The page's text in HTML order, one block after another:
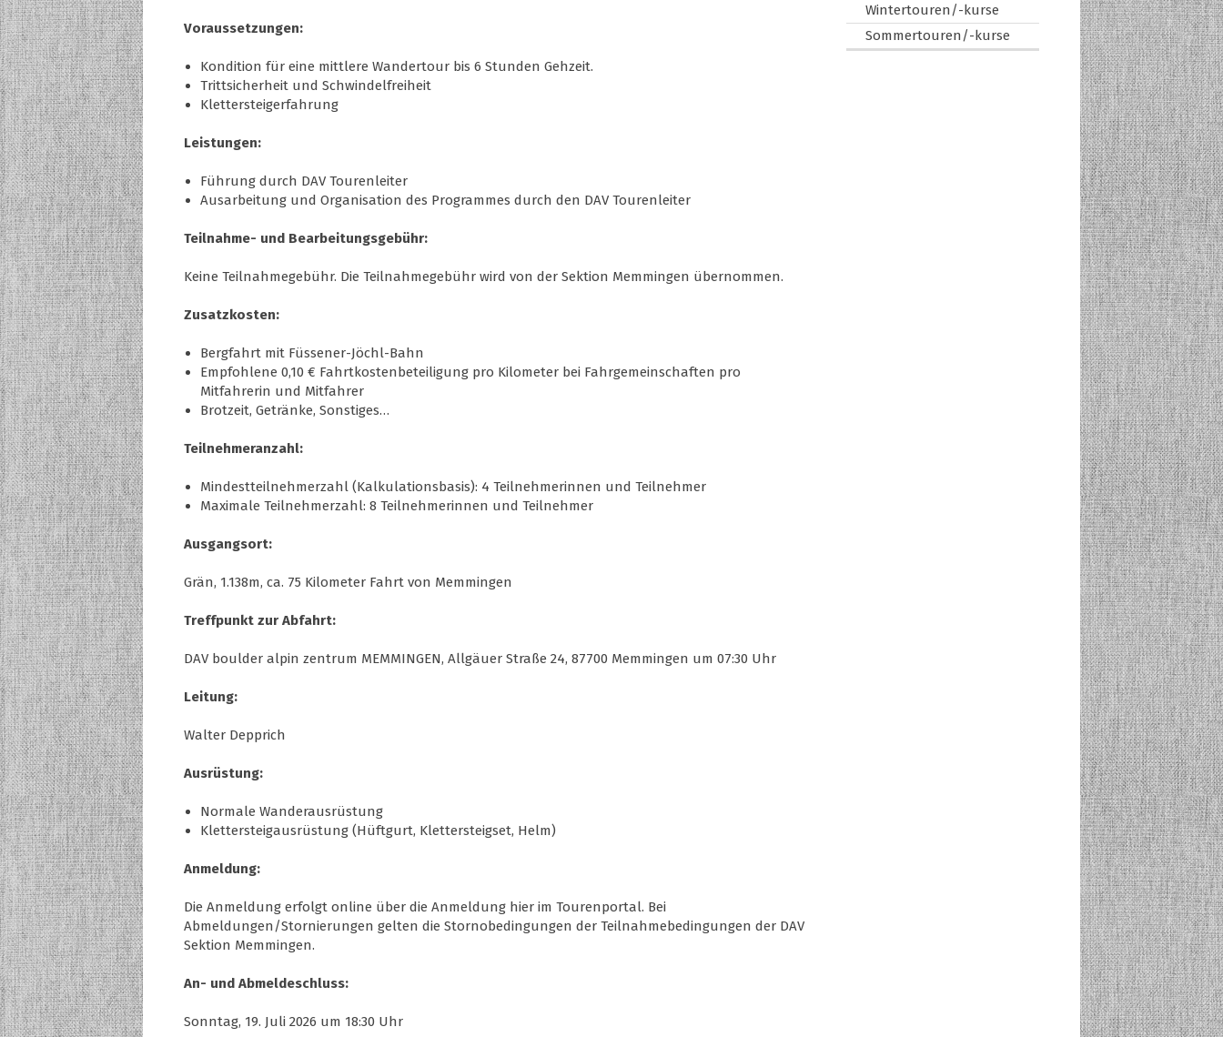
Wintertouren/-kurse
Sommertouren/-kurse
Voraussetzungen:
Kondition für eine mittlere Wandertour bis 6 Stunden Gehzeit.
Trittsicherheit und Schwindelfreiheit
Klettersteigerfahrung
Leistungen:
Führung durch DAV Tourenleiter
Ausarbeitung und Organisation des Programmes durch den DAV Tourenleiter
Teilnahme- und Bearbeitungsgebühr:
Keine Teilnahmegebühr. Die Teilnahmegebühr wird von der Sektion Memmingen übernommen.
Zusatzkosten:
Bergfahrt mit Füssener-Jöchl-Bahn
Empfohlene 0,10 € Fahrtkostenbeteiligung pro Kilometer bei Fahrgemeinschaften pro
Mitfahrerin und Mitfahrer
Brotzeit, Getränke, Sonstiges…
Teilnehmeranzahl:
Mindestteilnehmerzahl (Kalkulationsbasis): 4 Teilnehmerinnen und Teilnehmer
Maximale Teilnehmerzahl: 8 Teilnehmerinnen und Teilnehmer
Ausgangsort:
Grän, 1.138m, ca. 75 Kilometer Fahrt von Memmingen
Treffpunkt zur Abfahrt:
DAV boulder alpin zentrum MEMMINGEN, Allgäuer Straße 24, 87700 Memmingen um 07:30 Uhr
Leitung:
Walter Depprich
Ausrüstung:
Normale Wanderausrüstung
Klettersteigausrüstung (Hüftgurt, Klettersteigset, Helm)
Anmeldung:
Die Anmeldung erfolgt online über die Anmeldung hier im Tourenportal. Bei
Abmeldungen/Stornierungen gelten die Stornobedingungen der Teilnahmebedingungen der DAV
Sektion Memmingen.
An- und Abmeldeschluss:
Sonntag, 19. Juli 2026 um 18:30 Uhr